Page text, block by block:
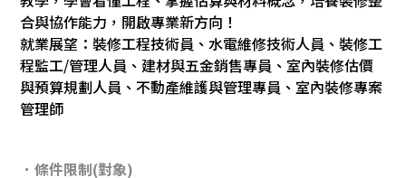
合與協作能力，開啟專業新方向！
就業展望：裝修工程技術員、水電維修技術人員、裝修工
程監工/管理人員、建材與五金銷售專員、室內裝修估價
與預算規劃人員、不動產維護與管理專員、室內裝修專案
管理師
．條件限制(對象)